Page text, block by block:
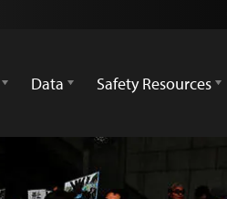
Data Safety Resources